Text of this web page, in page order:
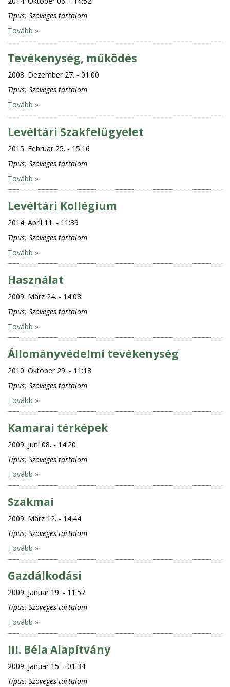
Típus: Szöveges tartalom
Tovább »
Tevékenység, működés
2008. Dezember 27. - 01:00
Típus: Szöveges tartalom
Tovább »
Levéltári Szakfelügyelet
2015. Februar 25. - 15:16
Típus: Szöveges tartalom
Tovább »
Levéltári Kollégium
2014. April 11. - 11:39
Típus: Szöveges tartalom
Tovább »
Használat
2009. März 24. - 14:08
Típus: Szöveges tartalom
Tovább »
Állományvédelmi tevékenység
2010. Oktober 29. - 11:18
Típus: Szöveges tartalom
Tovább »
Kamarai térképek
2009. Juni 08. - 14:20
Típus: Szöveges tartalom
Tovább »
Szakmai
2009. März 12. - 14:44
Típus: Szöveges tartalom
Tovább »
Gazdálkodási
2009. Januar 19. - 11:57
Típus: Szöveges tartalom
Tovább »
III. Béla Alapítvány
2009. Januar 15. - 01:34
Típus: Szöveges tartalom